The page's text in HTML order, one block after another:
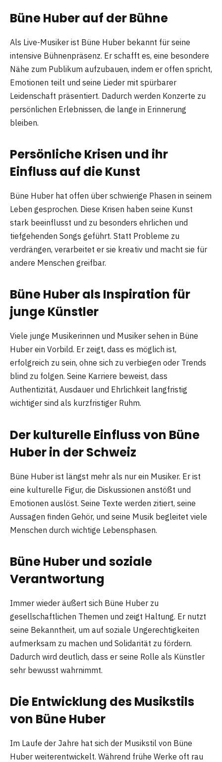
Büne Huber auf der Bühne
Als Live-Musiker ist Büne Huber bekannt für seine
intensive Bühnenpräsenz. Er schafft es, eine besondere
Nähe zum Publikum aufzubauen, indem er offen spricht,
Emotionen teilt und seine Lieder mit spürbarer
Leidenschaft präsentiert. Dadurch werden Konzerte zu
persönlichen Erlebnissen, die lange in Erinnerung
bleiben.
Persönliche Krisen und ihr
Einfluss auf die Kunst
Büne Huber hat offen über schwierige Phasen in seinem
Leben gesprochen. Diese Krisen haben seine Kunst
stark beeinflusst und zu besonders ehrlichen und
tiefgehenden Songs geführt. Statt Probleme zu
verdrängen, verarbeitet er sie kreativ und macht sie für
andere Menschen greifbar.
Büne Huber als Inspiration für
junge Künstler
Viele junge Musikerinnen und Musiker sehen in Büne
Huber ein Vorbild. Er zeigt, dass es möglich ist,
erfolgreich zu sein, ohne sich zu verbiegen oder Trends
blind zu folgen. Seine Karriere beweist, dass
Authentizität, Ausdauer und Ehrlichkeit langfristig
wichtiger sind als kurzfristiger Ruhm.
Der kulturelle Einfluss von Büne
Huber in der Schweiz
Büne Huber ist längst mehr als nur ein Musiker. Er ist
eine kulturelle Figur, die Diskussionen anstößt und
Emotionen auslöst. Seine Texte werden zitiert, seine
Aussagen finden Gehör, und seine Musik begleitet viele
Menschen durch wichtige Lebensphasen.
Büne Huber und soziale
Verantwortung
Immer wieder äußert sich Büne Huber zu
gesellschaftlichen Themen und zeigt Haltung. Er nutzt
seine Bekanntheit, um auf soziale Ungerechtigkeiten
aufmerksam zu machen und Solidarität zu fördern.
Dadurch wird deutlich, dass er seine Rolle als Künstler
sehr bewusst wahrnimmt.
Die Entwicklung des Musikstils
von Büne Huber
Im Laufe der Jahre hat sich der Musikstil von Büne
Huber weiterentwickelt. Während frühe Werke oft rau